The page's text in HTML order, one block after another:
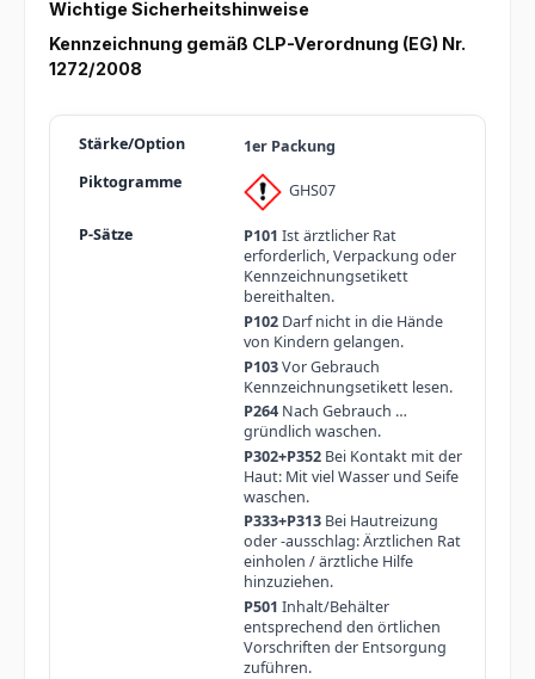
Wichtige Sicherheitshinweise
Kennzeichnung gemäß CLP-Verordnung (EG) Nr.
1272/2008
1er Packung
GHS07
P101 Ist ärztlicher Rat
erforderlich, Verpackung oder
Kennzeichnungsetikett
bereithalten.
P102Darf nicht in die Hände
von Kindern gelangen.
P103Vor Gebrauch
Kennzeichnungsetikett lesen.
P264Nach Gebrauch …
gründlich waschen.
P302+P352Bei Kontakt mit der
Haut: Mit viel Wasser und Seife
waschen.
P333+P313Bei Hautreizung
oder -ausschlag: Ärztlichen Rat
einholen / ärztliche Hilfe
hinzuziehen.
P501 Inhalt/Behälter
entsprechend den örtlichen
Vorschriften der Entsorgung
zuführen.